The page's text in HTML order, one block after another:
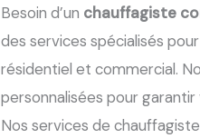
Besoin d’un chauffagiste
des services spécialisés
résidentiel et commercial.
personnalisées pour
Nos services de